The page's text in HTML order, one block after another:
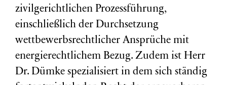
zivilgerichtlichen Prozessführung,
einschließlich der Durchsetzung
wettbewerbsrechtlicher Ansprüche mit
energierechtlichem Bezug. Zudem ist Herr
Dr. Dümke spezialisiert in dem sich ständig